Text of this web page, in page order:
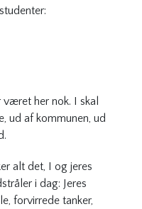
her nok. I skal
ud af kommunen, ud
alt det, I og jeres
i dag: Jeres
forvirrede tanker,